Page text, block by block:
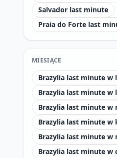
Salvador last minute
Praia do Forte last
MIESIĄCE
Brazylia last minute w
Brazylia last minute w
Brazylia last minute w
Brazylia last minute w
Brazylia last minute w
Brazylia last minute w